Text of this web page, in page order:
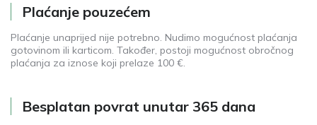
Plaćanje pouzećem
Plaćanje unaprijed nije potrebno. Nudimo mogućnost plaćanja
gotovinom ili karticom. Također, postoji mogućnost obročnog
plaćanja za iznose koji prelaze 100 €.
Besplatan povrat unutar 365 dana